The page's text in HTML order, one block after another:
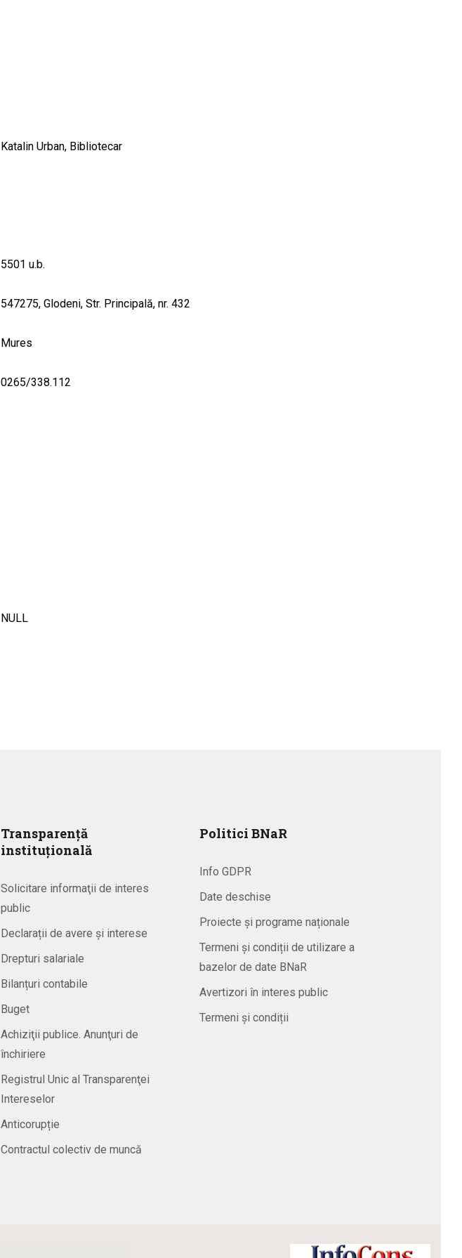
Katalin Urban, Bibliotecar
5501 u.b.
547275, Glodeni, Str. Principală, nr. 432
Mures
0265/338.112
NULL
Transparență
instituțională
Solicitare informaţii de interes
public
Declarații de avere și interese
Drepturi salariale
Bilanțuri contabile
Buget
Achiziţii publice. Anunţuri de
închiriere
Registrul Unic al Transparenţei
Intereselor
Anticorupție
Contractul colectiv de muncă
Politici BNaR
Info GDPR
Date deschise
Proiecte și programe naționale
Termeni și condiții de utilizare a
bazelor de date BNaR
Avertizori în interes public
Termeni și condiții